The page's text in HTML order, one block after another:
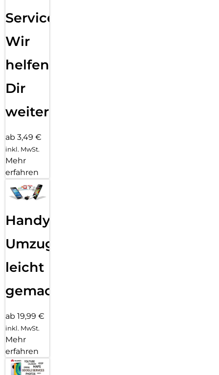
Service:
Wir
helfen
Dir
weiter
ab 3,49 €
inkl. MwSt.
Mehr
erfahren
Handy
Umzug
leicht
gemacht!
ab 19,99 €
inkl. MwSt.
Mehr
erfahren